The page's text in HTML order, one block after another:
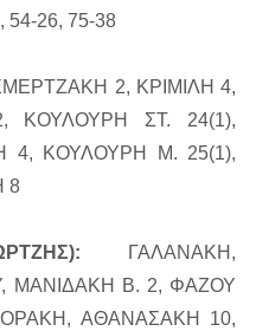
54-26, 75-38
2, ΚΡΙΜΙΛΗ 4,
ΚΟΥΛΟΥΡΗ ΣΤ. 24(1),
4, ΚΟΥΛΟΥΡΗ Μ. 25(1),
8
ΓΑΛΑΝΑΚΗ,
ΜΑΝΙΔΑΚΗ Β. 2, ΦΑΖΟΥ
ΑΘΑΝΑΣΑΚΗ 10,